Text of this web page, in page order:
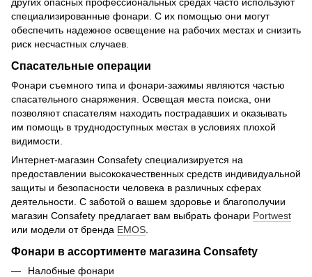
других опасных профессиональных средах часто используют
специализированные фонари. С их помощью они могут
обеспечить надежное освещение на рабочих местах и снизить
риск несчастных случаев.
Спасательные операции
Фонари съемного типа и фонари-зажимы являются частью
спасательного снаряжения. Освещая места поиска, они
позволяют спасателям находить пострадавших и оказывать
им помощь в труднодоступных местах в условиях плохой
видимости.
Интернет-магазин Consafety специализируется на
предоставлении высококачественных средств индивидуальной
защиты и безопасности человека в различных сферах
деятельности. С заботой о вашем здоровье и благополучии
магазин Consafety предлагает вам выбрать фонари Portwest
или модели от бренда EMOS
Фонари в ассортименте магазина Consafety
Налобные фонари